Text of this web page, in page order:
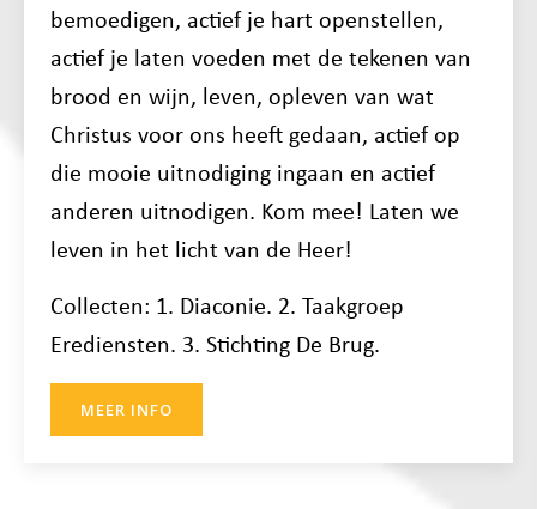
bemoedigen, actief je hart openstellen,
actief je laten voeden met de tekenen van
brood en wijn, leven, opleven van wat
Christus voor ons heeft gedaan, actief op
die mooie uitnodiging ingaan en actief
anderen uitnodigen. Kom mee! Laten we
leven in het licht van de Heer!
Collecten: 1. Diaconie. 2. Taakgroep
Erediensten. 3. Stichting De Brug.
MEER INFO